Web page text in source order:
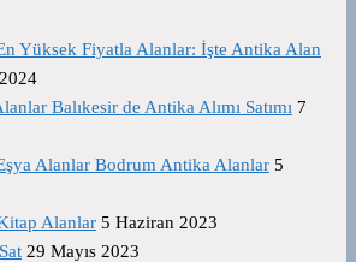
Yüksek Fiyatla Alanlar: İşte Antika Alan
Balıkesir de Antika Alımı Satımı 7
Alanlar Bodrum Antika Alanlar 5
Alanlar 5 Haziran 2023
29 Mayıs 2023